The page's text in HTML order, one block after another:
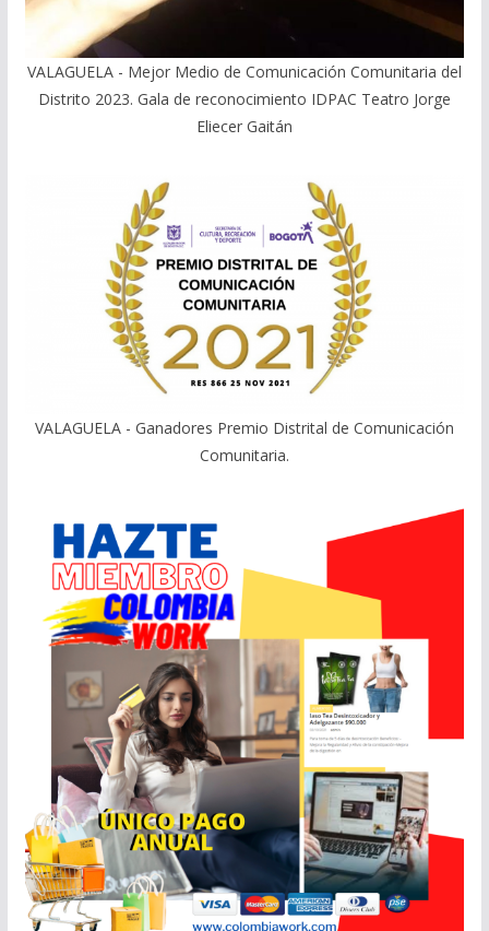
VALAGUELA - Mejor Medio de Comunicación Comunitaria del
Distrito 2023. Gala de reconocimiento IDPAC Teatro Jorge
Eliecer Gaitán
VALAGUELA - Ganadores Premio Distrital de Comunicación
Comunitaria.